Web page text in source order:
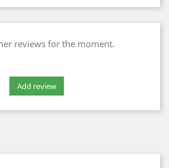
reviews for the moment.